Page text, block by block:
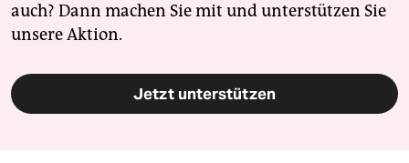
auch? Dann machen Sie mit und unterstützen Sie
unsere Aktion.
Jetzt unterstützen